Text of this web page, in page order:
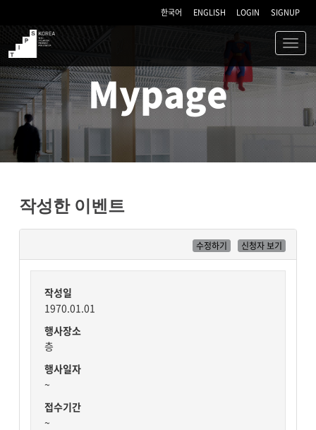
한국어 ENGLISH LOGIN SIGNUP
TIPS
Mypage
작성한 이벤트
수정하기 신청자 보기
작성일
1970.01.01
행사장소
층
행사일자
~
접수기간
~